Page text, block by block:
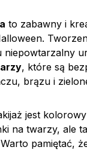
to zabawny i
niepowtarzalny
, które są
brązu i
jest
na twarzy, ale
pamiętać,